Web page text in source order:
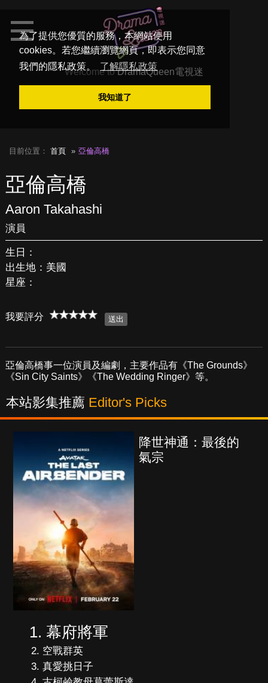
為了提供您優質的服務，本網站使用
cookies。若您繼續瀏覽網頁，即表示您同意
我們的隱私政策。
了解隱私政策
我知道了
Welcome toDramaQueen電視迷
目前位置： 首頁 亞倫高橋
亞倫高橋
Aaron Takahashi
演員
生日：
出生地：美國
星座：
我要評分
亞倫高橋事一位演員及編劇，主要作品有《The Grounds》
《Sin City Saints》《The Wedding Ringer》等。
本站影集推薦 Editor's Picks
降世神通：最後的
氣宗
幕府將軍
空戰群英
真愛挑日子